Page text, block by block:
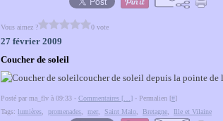
Vous aimez ? 0 vote
27 février 2009
Coucher de soleil
coucher de soleil depuis la pointe
Posté par ma_flv à 09:33 - Commentaires [ ] - Permalien [#]
Tags: lumières promenades mer Saint Malo Bretagne Ille et Vilaine